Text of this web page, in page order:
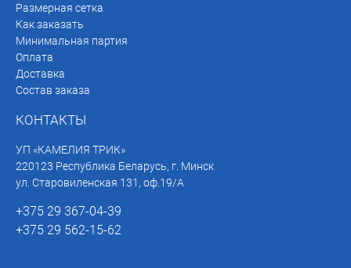
Размерная сетка
Как заказать
Минимальная партия
Оплата
Доставка
Состав заказа
КОНТАКТЫ
УП «КАМЕЛИЯ ТРИК»
220123 Республика Беларусь, г. Минск
ул. Старовиленская 131, оф.19/А
+375 29 367-04-39
+375 29 562-15-62